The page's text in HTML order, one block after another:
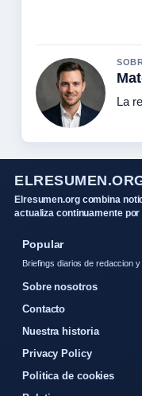
La
Elresumen.org combina
actualiza continuamente
Popular
Briefings diarios de redaccion
Sobre nosotros
Contacto
Nuestra historia
Privacy Policy
Politica de cookies